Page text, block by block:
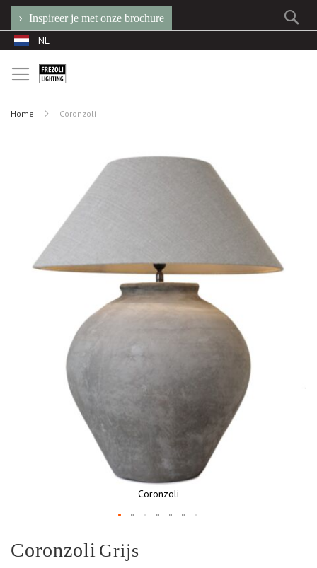
Ga
naar
de
inhoud
Taal NL
Inspireer je met onze brochure
Home Coronzoli
Coronzoli Grijs
afbeeldingen-
Coronzoli
naar